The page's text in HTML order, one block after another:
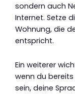
sondern auch
Internet. Setze
Wohnung, die
entspricht.
Ein weiterer
wenn du bereits
sein, deine